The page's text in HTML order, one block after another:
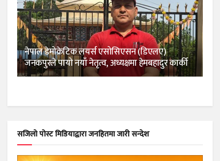
नेपाल डेमोक्रेटिक लयर्स एसोसिएसन (डिएलए)
जनकपुरले पायो नयाँ नेतृत्व, अध्यक्षमा हेमबहादुर कार्की
सजिलो पोस्ट मिडियाद्वारा जनहितमा जारी सन्देश